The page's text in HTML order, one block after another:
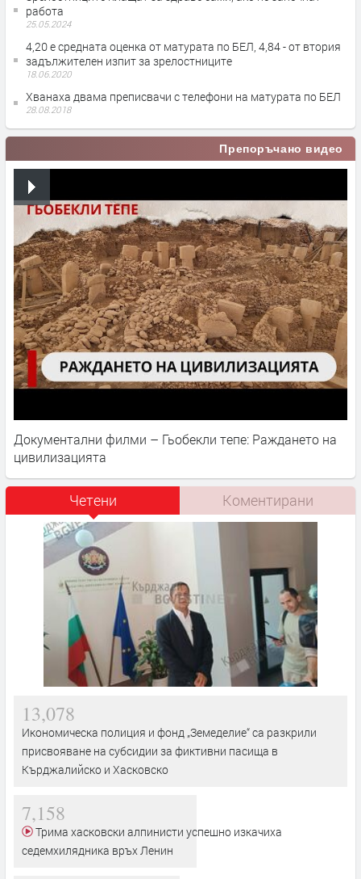
работа
25.05.2024
4,20 е средната оценка от матурата по БЕЛ, 4,84 - от втория
задължителен изпит за зрелостниците
18.06.2020
Хванаха двама преписвачи с телефони на матурата по БЕЛ
28.08.2018
Препоръчано видео
Документални филми – Гьобекли тепе: Раждането на
цивилизацията
Четени Коментирани
13,078
Икономическа полиция и фонд „Земеделие“ са разкрили
присвояване на субсидии за фиктивни пасища в
Кърджалийско и Хасковско
7,158
седемхилядника връх Ленин